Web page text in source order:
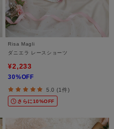
Risa Magli
ダニエラ レースショーツ
¥2,233
30%OFF
5.0 (1件)
さらに10%OFF